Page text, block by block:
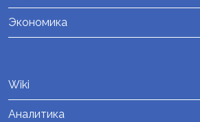
Экономика
Wiki
Аналитика